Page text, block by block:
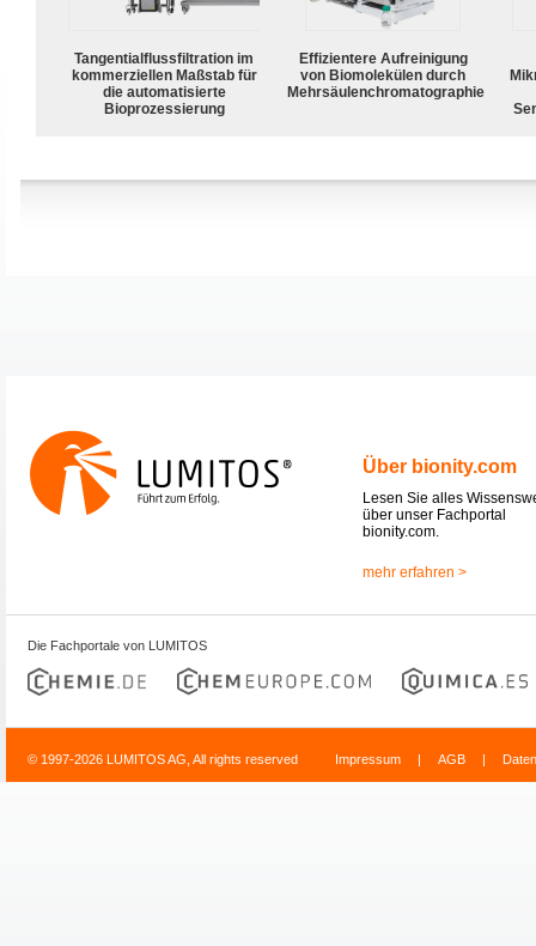
Tangentialflussfiltration im
kommerziellen Maßstab für
die automatisierte
Bioprozessierung
Effizientere Aufreinigung
von Biomolekülen durch
Mehrsäulenchromatographie
Über bionity.com
Lesen Sie alles
über unser Fachportal
bionity.com.
mehr erfahren >
Die Fachportale von LUMITOS
© 1997-2026 LUMITOS AG, All rights reserved Impressum | AGB |